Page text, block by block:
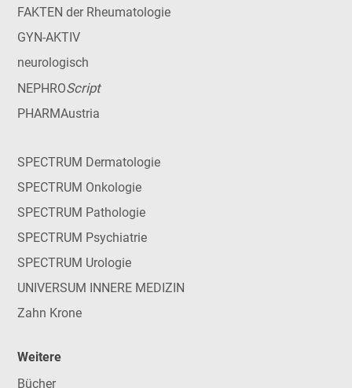
FAKTEN der Rheumatologie
GYN-AKTIV
neurologisch
NEPHROScript
PHARMAustria
SPECTRUM Dermatologie
SPECTRUM Onkologie
SPECTRUM Pathologie
SPECTRUM Psychiatrie
SPECTRUM Urologie
UNIVERSUM INNERE MEDIZIN
Zahn Krone
Weitere
Bücher